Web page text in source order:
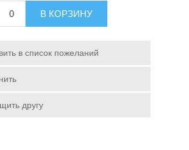
и Активный отдых
В КОРЗИНУ
в список пожеланий
другу